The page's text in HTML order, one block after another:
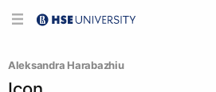
Aleksandra Harabazhiu